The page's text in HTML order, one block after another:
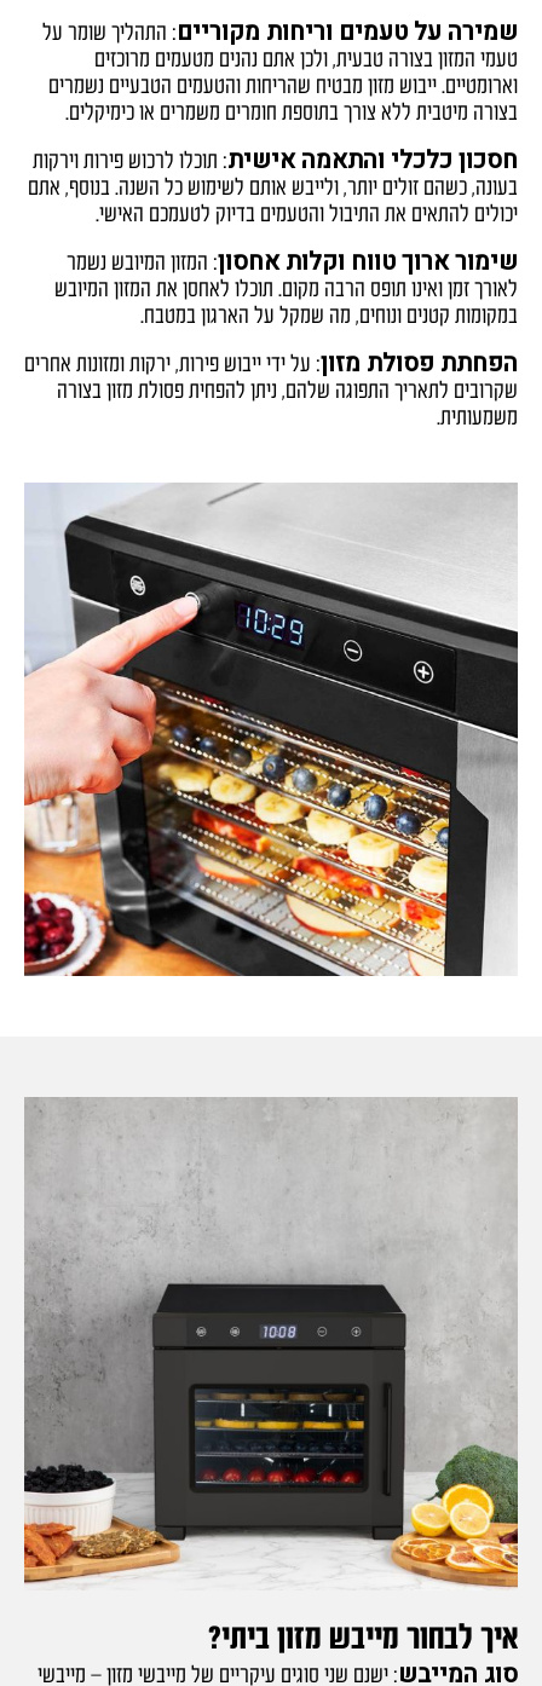
שמירה על טעמים וריחות מקוריים: התהליך שומר על
טעמי המזון בצורה טבעית, ולכן אתם נהנים מטעמים מרוכזים
וארומטיים. ייבוש מזון מבטיח שהריחות והטעמים הטבעיים נשמרים
בצורה מיטבית ללא צורך בתוספת חומרים משמרים או כימיקלים.
חסכון כלכלי והתאמה אישית: תוכלו לרכוש פירות וירקות
בעונה, כשהם זולים יותר, ולייבש אותם לשימוש כל השנה. בנוסף, אתם
יכולים להתאים את התיבול והטעמים בדיוק לטעמכם האישי.
שימור ארוך טווח וקלות אחסון: המזון המיובש נשמר
לאורך זמן ואינו תופס הרבה מקום. תוכלו לאחסן את המזון המיובש
במקומות קטנים ונוחים, מה שמקל על הארגון במטבח.
הפחתת פסולת מזון: על ידי ייבוש פירות, ירקות ומזונות אחרים
שקרובים לתאריך התפוגה שלהם, ניתן להפחית פסולת מזון בצורה
משמעותית.
איך לבחור מייבש מזון ביתי?
סוג המייבש: ישנם שני סוגים עיקריים של מייבשי מזון – מייבשי